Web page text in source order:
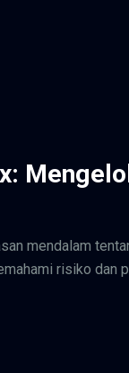
mendalam
risiko dan